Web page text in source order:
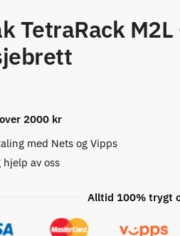
TetraRack
2000 kr
med Nets og Vipps
hjelp av oss
Alltid 100% trygt